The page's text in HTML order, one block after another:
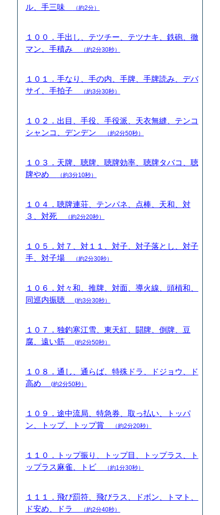
ル、手三味
（約2分）
１００．手出し、テツチー、テツナキ、鉄砲、徹
マン、手積み
（約2分30秒）
１０１．手なり、手の内、手牌、手牌読み、デバ
サイ、手拍子
（約3分30秒）
１０２．出目、手役、手役派、天衣無縫、テンコ
シャンコ、デンデン
（約2分50秒）
１０３．天牌、聴牌、聴牌効率、聴牌タバコ、聴
牌やめ
（約3分10秒）
１０４．聴牌連荘、テンパネ、点棒、天和、対
３、対死
（約2分20秒）
１０５．対７、対１１、対子、対子落とし、対子
手、対子場
（約2分30秒）
１０６．対々和、推牌、対面、導火線、頭槓和、
同巡内振聴
(約3分30秒）
１０７．独釣寒江雪、東天紅、闘牌、倒牌、豆
腐、遠い筋
(約2分50秒）
１０８．通し、通らば、特殊ドラ、ドジョウ、ド
高め
(約2分50秒）
１０９．途中流局、特急券、取っ払い、トッパ
ン、トップ、トップ賞
（約2分20秒）
１１０．トップ振り、トップ目、トップラス、ト
ップラス麻雀、トビ
（約1分30秒）
１１１．飛び罰符、飛びラス、ドボン、トマト、
ド安め、ドラ
（約2分40秒）